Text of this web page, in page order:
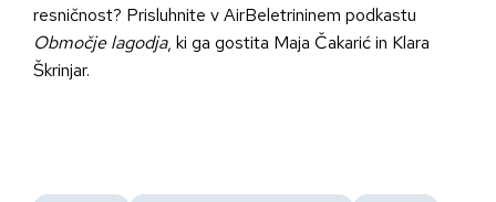
resničnost? Prisluhnite v AirBeletrininem podkastu
Območje lagodja, ki ga gostita Maja Čakarić in Klara
Škrinjar.